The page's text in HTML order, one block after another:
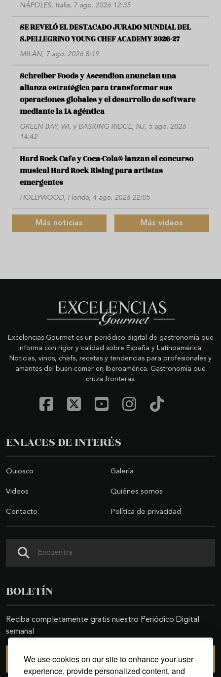
We use cookies on our site to enhance your user
experience, provide personalized content, and
NÁPOLES, Italia, 7 ago. 2026 12:35
SE REVELÓ EL DESTACADO JURADO MUNDIAL DEL
S.PELLEGRINO YOUNG CHEF ACADEMY 2026-27
MILÁN, 7 ago. 2026 8:19
Schreiber Foods y Ascendion anuncian una
alianza estratégica para transformar sus
operaciones globales y el desarrollo de software
mediante la IA agéntica
GREEN BAY, WI, y BASKING RIDGE, NJ, 5 ago. 2026
14:42
Hard Rock Cafe y Coca-Cola® lanzan el concurso
musical Hard Rock Rising para artistas
emergentes
HOLLYWOOD, Florida, 4 ago. 2026 22:05
Más noticias Más videos
Excelencias Gourmet es un periódico digital de gastronomía que
informa con rigor y calidad sobre España y Latinoamérica.
Noticias, vinos, chefs, recetas y tendencias para profesionales y
amantes del buen comer en Iberoamérica. Gastronomía que
cruza fronteras.
ENLACES DE INTERÉS
Quiosco Galería
Videos Quiénes somos
Contacto Política de privacidad
BOLETÍN
Reciba completamente gratis nuestro Periódico Digital
semanal
SUSCRIBIRSE